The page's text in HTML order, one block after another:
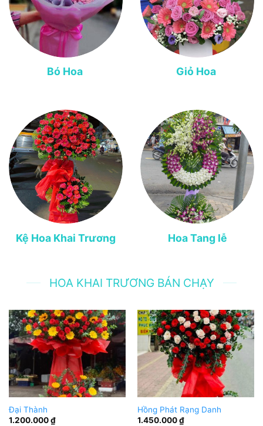
Bó Hoa Giỏ Hoa
Kệ Hoa Khai Trương Hoa Tang lễ
HOA KHAI TRƯƠNG BÁN CHẠY
Đại Thành
1.200.000₫
Hồng Phát Rạng Danh
1.450.000₫